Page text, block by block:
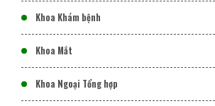
Khoa Khám bệnh
Khoa Mắt
Khoa Ngoại Tổng hợp